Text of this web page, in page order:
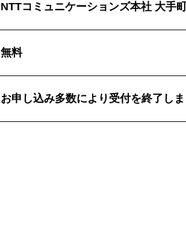
NTTコミュニケーションズ本社 大手
無料
お申し込み多数により受付を終了しま